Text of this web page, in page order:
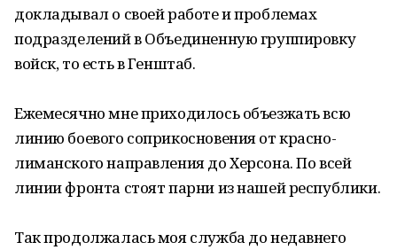
докладывал о своей работе и проблемах
подразделений в Объединенную группировку
войск, то есть в Генштаб.
Ежемесячно мне приходилось объезжать всю
линию боевого соприкосновения от красно-
лиманского направления до Херсона. По всей
линии фронта стоят парни из нашей республики.
Так продолжалась моя служба до недавнего